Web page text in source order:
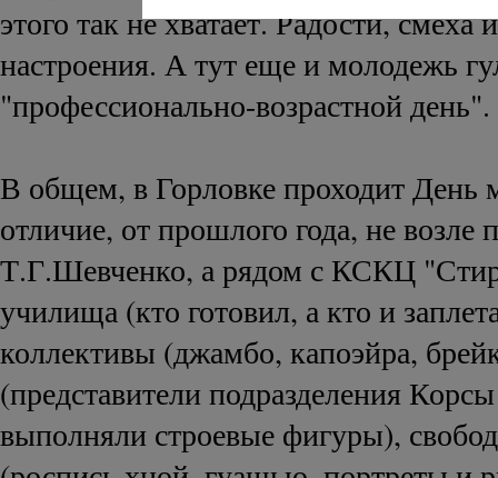
этого так не хватает. Радости, смеха
настроения. А тут еще и молодежь
"профессионально-возрастной день".
В общем, в Горловке проходит День
отличие, от прошлого года, не возле
Т.Г.Шевченко, а рядом с КСКЦ
училища (кто готовил, а кто и
коллективы (джамбо, капоэйра,
(представители подразделения
выполняли строевые фигуры),